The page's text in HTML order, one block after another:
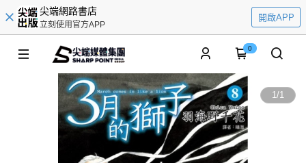
尖端網路書店
立刻使用官方APP
開啟APP
0
1/1